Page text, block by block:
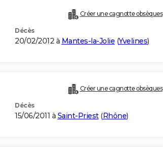
Créer une cagnotte obsèques
Décès
20/02/2012 à Mantes-la-Jolie (Yvelines)
Créer une cagnotte obsèques
Décès
15/06/2011 à Saint-Priest(Rhône)